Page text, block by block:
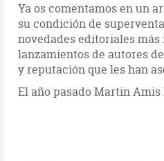
Ya os comentamos en un
su condición de
novedades editoriales más
lanzamientos de autores
y reputación que les han
El año pasado Martin